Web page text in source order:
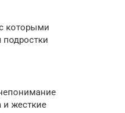
которыми
подростки
и жесткие